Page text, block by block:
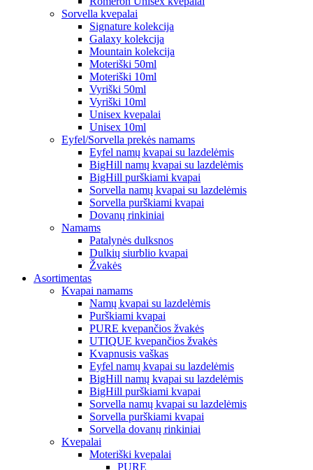
Sorvella kvepalai
Signature kolekcija
Galaxy kolekcija
Mountain kolekcija
Moteriški 50ml
Moteriški 10ml
Vyriški 50ml
Vyriški 10ml
Unisex kvepalai
Unisex 10ml
Eyfel/Sorvella prekės namams
Eyfel namų kvapai su lazdelėmis
BigHill namų kvapai su lazdelėmis
BigHill purškiami kvapai
Sorvella namų kvapai su lazdelėmis
Sorvella purškiami kvapai
Dovanų rinkiniai
Namams
Patalynės dulksnos
Dulkių siurblio kvapai
Žvakės
Asortimentas
Kvapai namams
Namų kvapai su lazdelėmis
Purškiami kvapai
PURE kvepančios žvakės
UTIQUE kvepančios žvakės
Kvapnusis vaškas
Eyfel namų kvapai su lazdelėmis
BigHill namų kvapai su lazdelėmis
BigHill purškiami kvapai
Sorvella namų kvapai su lazdelėmis
Sorvella purškiami kvapai
Sorvella dovanų rinkiniai
Kvepalai
Moteriški kvepalai
PURE